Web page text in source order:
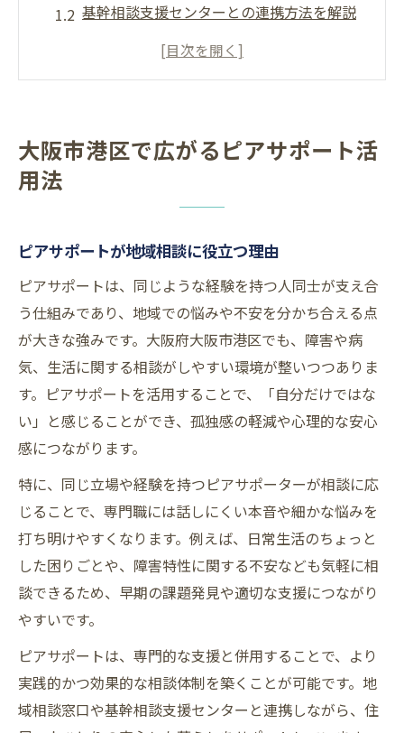
基幹相談支援センターとの連携方法を解説
地域生活を支えるピアサポートの実際
がり
安心して相談できるピアサポートの特徴
プライバシーを守る安心の相談環境とは
ピアサポートを受ける際の相談の流れ
経験者同士の共感が生む信頼の相談体験
ピアサポート相談の安心ポイントまとめ
生活の不安を解消する相談支援の流れ
ピアサポート相談の具体的なステップ紹介
悩みに応じた相談支援の活用方法
相談支援センターと連携するポイント
ピアサポート相談で得られる支援とは
ピアサポートを通じて地域で暮らすコツ
ピアサポートの活用で地域生活が変わる
相談でつながる地域ネットワークの作り方
ピアサポートが支える自立した暮らし
地域住民と相談を通じた支え合いの実践
ピアサポート相談が促す安心な地域づくり
大阪市港区で広がるピアサポート活
用法
ピアサポートが地域相談に役立つ理由
ピアサポートは、同じような経験を持つ人同士が支え合
う仕組みであり、地域での悩みや不安を分かち合える点
が大きな強みです。大阪府大阪市港区でも、障害や病
気、生活に関する相談がしやすい環境が整いつつありま
す。ピアサポートを活用することで、「自分だけではな
い」と感じることができ、孤独感の軽減や心理的な安心
感につながります。
特に、同じ立場や経験を持つピアサポーターが相談に応
じることで、専門職には話しにくい本音や細かな悩みを
打ち明けやすくなります。例えば、日常生活のちょっと
した困りごとや、障害特性に関する不安なども気軽に相
談できるため、早期の課題発見や適切な支援につながり
やすいです。
ピアサポートは、専門的な支援と併用することで、より
実践的かつ効果的な相談体制を築くことが可能です。地
域相談窓口や基幹相談支援センターと連携しながら、住